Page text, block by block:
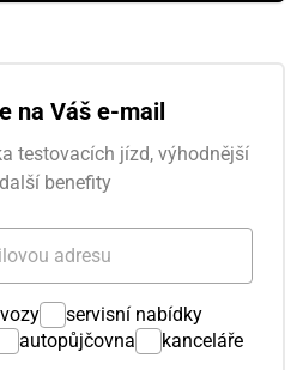
na Váš e-mail
testovacích jízd, výhodnější
benefity
servisní nabídky
autopůjčovna
kanceláře